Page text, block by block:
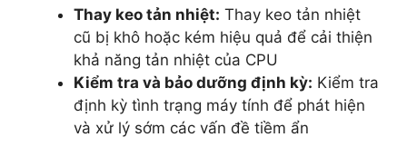
Thay keo tản nhiệt: Thay keo tản nhiệt
cũ bị khô hoặc kém hiệu quả để cải thiện
khả năng tản nhiệt của CPU
Kiểm tra và bảo dưỡng định kỳ: Kiểm tra
định kỳ tình trạng máy tính để phát hiện
và xử lý sớm các vấn đề tiềm ẩn